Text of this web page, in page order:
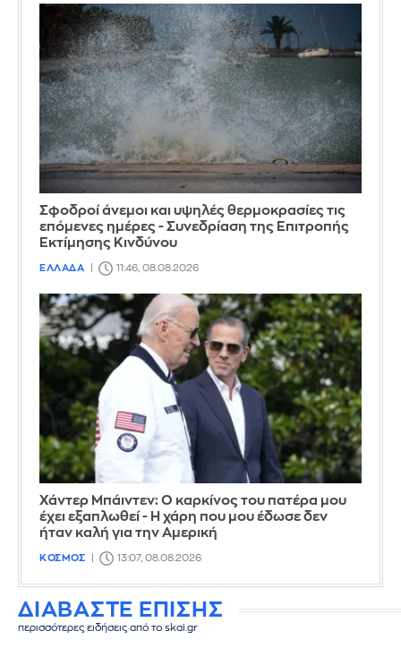
Σφοδροί άνεμοι και υψηλές θερμοκρασίες τις
επόμενες ημέρες - Συνεδρίαση της Επιτροπής
Εκτίμησης Κινδύνου
ΕΛΛΑΔΑ 11:46, 08.08.2026
Χάντερ Μπάιντεν: Ο καρκίνος του πατέρα μου
έχει εξαπλωθεί - Η χάρη που μου έδωσε δεν
ήταν καλή για την Αμερική
ΚΟΣΜΟΣ 13:07, 08.08.2026
ΔΙΑΒΑΣΤΕ ΕΠΙΣΗΣ
περισσότερες ειδήσεις από το skai.gr